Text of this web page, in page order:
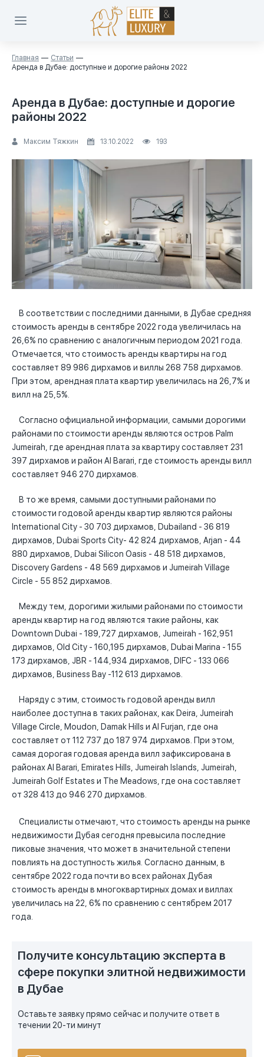
Главная
Статьи
Аренда в Дубае: доступные и дорогие районы 2022
Аренда в Дубае: доступные и дорогие
районы 2022
Максим Тяжкин 13.10.2022 193
В соответствии с последними данными, в Дубае средняя
стоимость аренды в сентябре 2022 года увеличилась на
26,6% по сравнению с аналогичным периодом 2021 года.
Отмечается, что стоимость аренды квартиры на год
составляет 89 986 дирхамов и виллы 268 758 дирхамов.
При этом, арендная плата квартир увеличилась на 26,7% и
вилл на 25,5%.
Согласно официальной информации, самыми дорогими
районами по стоимости аренды являются остров Palm
Jumeirah, где арендная плата за квартиру составляет 231
397 дирхамов и район Al Barari, где стоимость аренды вилл
составляет 946 270 дирхамов.
В то же время, самыми доступными районами по
стоимости годовой аренды квартир являются районы
International City - 30 703 дирхамов, Dubailand - 36 819
дирхамов, Dubai Sports City- 42 824 дирхамов, Arjan - 44
880 дирхамов, Dubai Silicon Oasis - 48 518 дирхамов,
Discovery Gardens - 48 569 дирхамов и Jumeirah Village
Circle - 55 852 дирхамов.
Между тем, дорогими жилыми районами по стоимости
аренды квартир на год являются такие районы, как
Downtown Dubai - 189,727 дирхамов, Jumeirah - 162,951
дирхамов, Old City - 160,195 дирхамов, Dubai Marina - 155
173 дирхамов, JBR - 144,934 дирхамов, DIFC - 133 066
дирхамов, Business Bay -112 613 дирхамов.
Наряду с этим, стоимость годовой аренды вилл
наиболее доступна в таких районах, как Deira, Jumeirah
Village Circle, Moudon, Damak Hills и Al Furjan, где она
составляет от 112 737 до 187 974 дирхамов. При этом,
самая дорогая годовая аренда вилл зафиксирована в
районах Al Barari, Emirates Hills, Jumeirah Islands, Jumeirah,
Jumeirah Golf Estates и The Meadows, где она составляет
от 328 413 до 946 270 дирхамов.
Специалисты отмечают, что стоимость аренды на рынке
недвижимости Дубая сегодня превысила последние
пиковые значения, что может в значительной степени
повлиять на доступность жилья. Согласно данным, в
сентябре 2022 года почти во всех районах Дубая
стоимость аренды в многоквартирных домах и виллах
увеличилась на 22, 6% по сравнению с сентябрем 2017
года.
Получите консультацию эксперта в
сфере покупки элитной недвижимости
в Дубае
Оставьте заявку прямо сейчас и получите ответ в
течении 20-ти минут